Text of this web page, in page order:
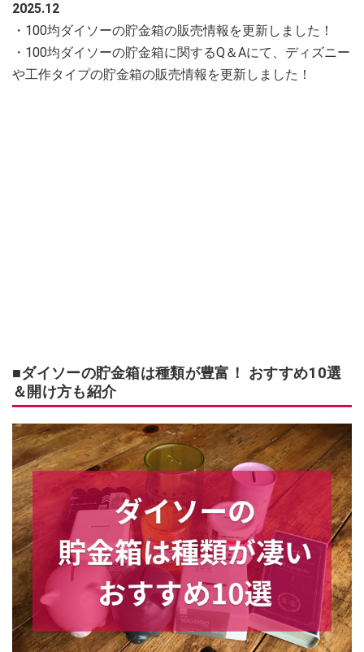
2025.12
・100均ダイソーの貯金箱の販売情報を更新しました！
・100均ダイソーの貯金箱に関するQ＆Aにて、ディズニー
や工作タイプの貯金箱の販売情報を更新しました！
■ダイソーの貯金箱は種類が豊富！ おすすめ10選
＆開け方も紹介